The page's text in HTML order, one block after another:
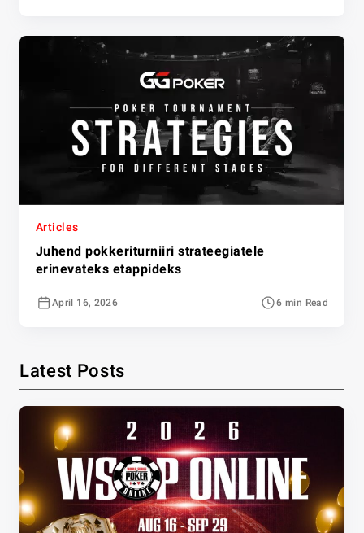
Articles
Juhend pokkeriturniiri strateegiatele
erinevateks etappideks
April 16, 2026 6 min Read
Latest Posts